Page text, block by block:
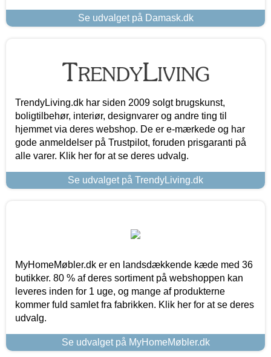
Se udvalget på Damask.dk
TrendyLiving.dk har siden 2009 solgt brugskunst,
boligtilbehør, interiør, designvarer og andre ting til
hjemmet via deres webshop. De er e-mærkede og har
gode anmeldelser på Trustpilot, foruden prisgaranti på
alle varer. Klik her for at se deres udvalg.
Se udvalget på TrendyLiving.dk
MyHomeMøbler.dk er en landsdækkende kæde med 36
butikker. 80 % af deres sortiment på webshoppen kan
leveres inden for 1 uge, og mange af produkterne
kommer fuld samlet fra fabrikken. Klik her for at se deres
udvalg.
Se udvalget på MyHomeMøbler.dk